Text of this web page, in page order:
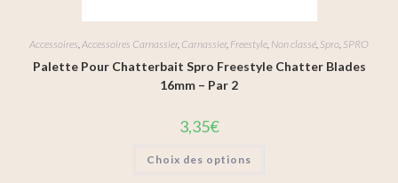
Accessoires Accessoires Carnassier, Carnassier, Freestyle Non classé Spro SPRO
Palette Pour Chatterbait Spro Freestyle Chatter Blades
16mm – Par 2
3,35€
Choix des options